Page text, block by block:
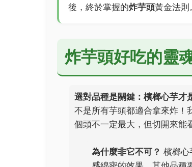
後，終於掌握的炸芋頭黃金法則
炸芋頭好吃的靈
選對品種是關鍵：檳榔心芋才
不是所有芋頭都適合拿來炸！
個頭不一定最大，但切開來能
為什麼非它不可？ 檳榔心